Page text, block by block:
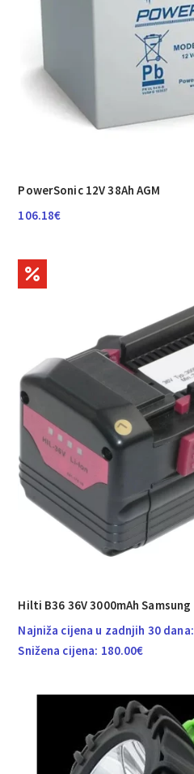
PowerSonic 12V 38Ah AGM
106.18€
Hilti B36 36V 3000mAh Samsung
Najniža cijena u zadnjih 30 dana:
Snižena cijena: 180.00€